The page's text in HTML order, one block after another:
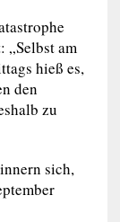
„Selbst am
hieß es,
den
zu
sich,